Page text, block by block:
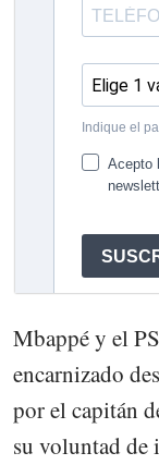
Mbappé y el
encarnizado
por el capitán
su voluntad de